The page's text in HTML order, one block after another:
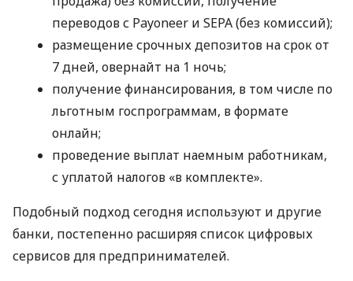
переводов с Payoneer и SEPA (без комиссий);
размещение срочных депозитов на срок от
7 дней, овернайт на 1 ночь;
получение финансирования, в том числе по
льготным госпрограммам, в формате
онлайн;
проведение выплат наемным работникам,
с уплатой налогов «в комплекте».
Подобный подход сегодня используют и другие
банки, постепенно расширяя список цифровых
сервисов для предпринимателей.